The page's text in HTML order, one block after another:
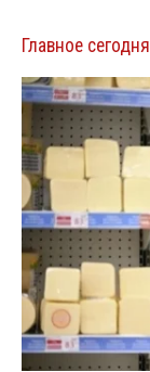
Главное сегодня